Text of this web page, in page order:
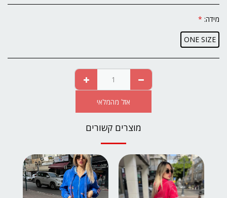
מידה: *
ONE SIZE
אזל מהמלאי
מוצרים קשורים